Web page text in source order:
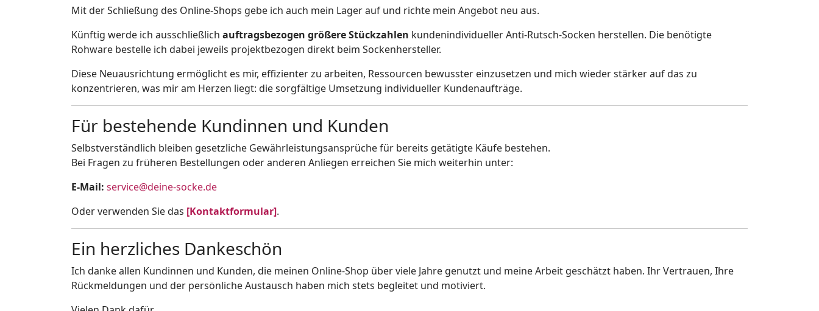
Mit der Schließung des Online-Shops gebe ich auch mein Lager auf und richte mein Angebot neu aus.
Künftig werde ich ausschließlich auftragsbezogen größere Stückzahlen kundenindividueller Anti-Rutsch-Socken herstellen. Die benötigte
Rohware bestelle ich dabei jeweils projektbezogen direkt beim Sockenhersteller.
Diese Neuausrichtung ermöglicht es mir, effizienter zu arbeiten, Ressourcen bewusster einzusetzen und mich wieder stärker auf das zu
konzentrieren, was mir am Herzen liegt: die sorgfältige Umsetzung individueller Kundenaufträge.
Für bestehende Kundinnen und Kunden
Selbstverständlich bleiben gesetzliche Gewährleistungsansprüche für bereits getätigte Käufe bestehen.
Bei Fragen zu früheren Bestellungen oder anderen Anliegen erreichen Sie mich weiterhin unter:
E-Mail: service@deine-socke.de
Oder verwenden Sie das [Kontaktformular].
Ein herzliches Dankeschön
Ich danke allen Kundinnen und Kunden, die meinen Online-Shop über viele Jahre genutzt und meine Arbeit geschätzt haben. Ihr Vertrauen, Ihre
Rückmeldungen und der persönliche Austausch haben mich stets begleitet und motiviert.